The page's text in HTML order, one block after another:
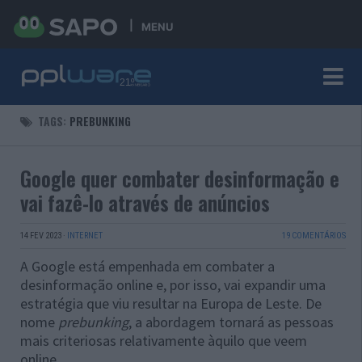
MENU
TAGS: PREBUNKING
Google quer combater desinformação e
vai fazê-lo através de anúncios
14 FEV 2023 · INTERNET 19 COMENTÁRIOS
A Google está empenhada em combater a
desinformação online e, por isso, vai expandir uma
estratégia que viu resultar na Europa de Leste. De
nome prebunking, a abordagem tornará as pessoas
mais criteriosas relativamente àquilo que veem